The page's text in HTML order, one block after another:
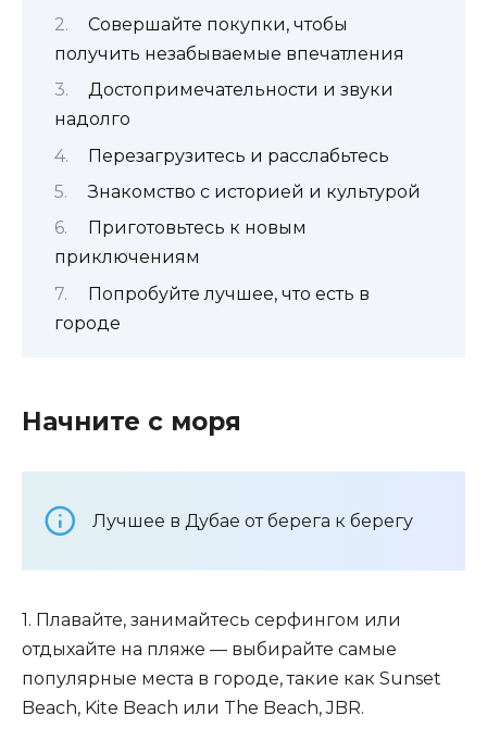
Совершайте покупки, чтобы
получить незабываемые впечатления
Достопримечательности и звуки
надолго
Перезагрузитесь и расслабьтесь
Знакомство с историей и культурой
Приготовьтесь к новым
приключениям
Попробуйте лучшее, что есть в
городе
Начните с моря
Лучшее в Дубае от берега к берегу
1. Плавайте, занимайтесь серфингом или
отдыхайте на пляже — выбирайте самые
популярные места в городе, такие как Sunset
Beach, Kite Beach или The Beach, JBR.